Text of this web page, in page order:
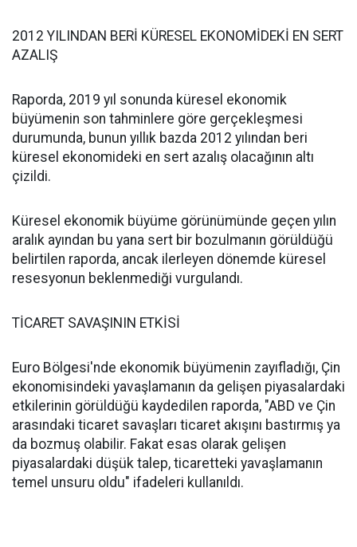
2012 YILINDAN BERİ KÜRESEL EKONOMİDEKİ EN SERT
AZALIŞ
Raporda, 2019 yıl sonunda küresel ekonomik
büyümenin son tahminlere göre gerçekleşmesi
durumunda, bunun yıllık bazda 2012 yılından beri
küresel ekonomideki en sert azalış olacağının altı
çizildi.
Küresel ekonomik büyüme görünümünde geçen yılın
aralık ayından bu yana sert bir bozulmanın görüldüğü
belirtilen raporda, ancak ilerleyen dönemde küresel
resesyonun beklenmediği vurgulandı.
TİCARET SAVAŞININ ETKİSİ
Euro Bölgesi'nde ekonomik büyümenin zayıfladığı, Çin
ekonomisindeki yavaşlamanın da gelişen piyasalardaki
etkilerinin görüldüğü kaydedilen raporda, "ABD ve Çin
arasındaki ticaret savaşları ticaret akışını bastırmış ya
da bozmuş olabilir. Fakat esas olarak gelişen
piyasalardaki düşük talep, ticaretteki yavaşlamanın
temel unsuru oldu" ifadeleri kullanıldı.